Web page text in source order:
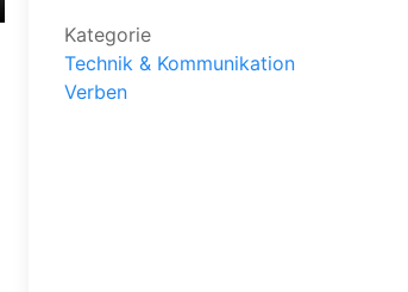
Kategorie
Technik & Kommunikation
Verben